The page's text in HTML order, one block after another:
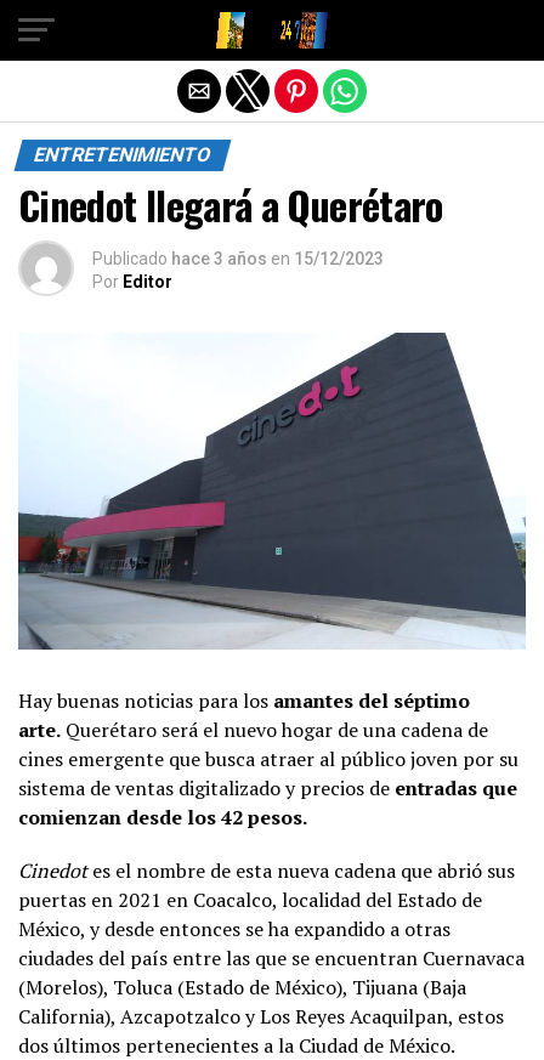
ENTRETENIMIENTO
Cinedot llegará a Querétaro
Publicado hace 3 años en 15/12/2023
Por Editor
Hay buenas noticias para los amantes del séptimo
arte. Querétaro será el nuevo hogar de una cadena de
cines emergente que busca atraer al público joven por su
sistema de ventas digitalizado y precios de entradas que
comienzan desde los 42 pesos.
Cinedotes el nombre de esta nueva cadena que abrió sus
puertas en 2021 en Coacalco, localidad del Estado de
México, y desde entonces se ha expandido a otras
ciudades del país entre las que se encuentran Cuernavaca
(Morelos), Toluca (Estado de México), Tijuana (Baja
California), Azcapotzalco y Los Reyes Acaquilpan, estos
dos últimos pertenecientes a la Ciudad de México.
Salir de la versión móvil